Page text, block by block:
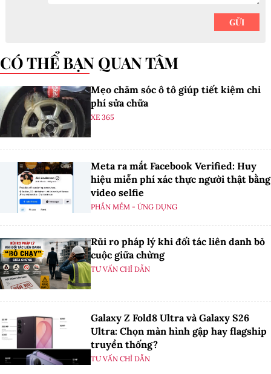
CÓ THỂ BẠN QUAN TÂM
Mẹo chăm sóc ô tô giúp tiết kiệm chi
phí sửa chữa
XE 365
Meta ra mắt Facebook Verified: Huy
hiệu miễn phí xác thực người thật bằng
video selfie
PHẦN MỀM - ỨNG DỤNG
Rủi ro pháp lý khi đối tác liên danh bỏ
cuộc giữa chừng
TƯ VẤN CHỈ DẪN
Galaxy Z Fold8 Ultra và Galaxy S26
Ultra: Chọn màn hình gập hay flagship
truyền thống?
TƯ VẤN CHỈ DẪN